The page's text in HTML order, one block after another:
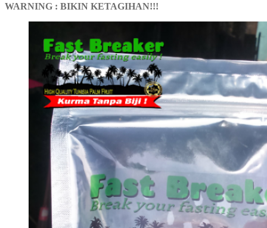
WARNING : BIKIN KETAGIHAN!!!